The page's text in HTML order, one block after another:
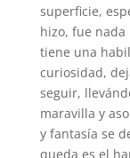
superficie,
hizo, fue
tiene una
curiosidad,
seguir,
maravilla y
y fantasía se
queda es el